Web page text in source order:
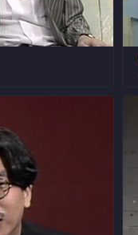
教大家如何投资
，今集还有嘉宾